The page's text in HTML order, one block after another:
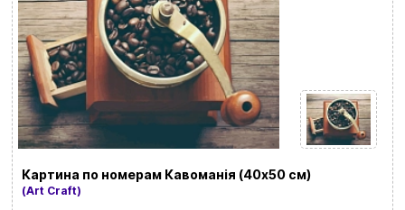
Картина по номерам Кавоманія (40х50 см)
(Art Craft)